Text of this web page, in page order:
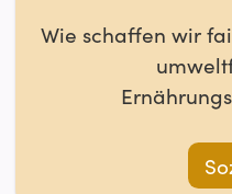
Wie schaffen wir